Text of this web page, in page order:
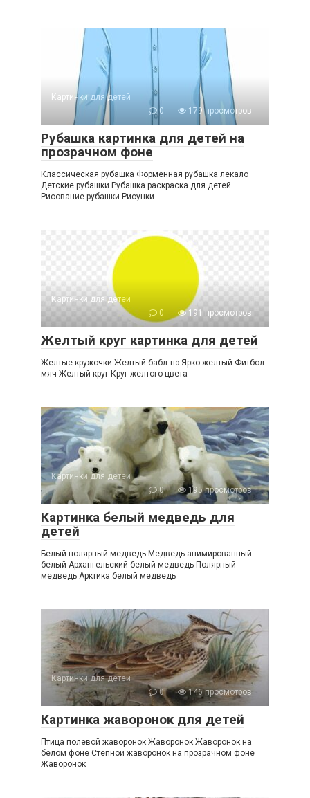
Картинки для детей
0
179 просмотров
Рубашка картинка для детей на
прозрачном фоне
Классическая рубашка Форменная рубашка лекало
Детские рубашки Рубашка раскраска для детей
Рисование рубашки Рисунки
Картинки для детей
0
191 просмотров
Желтый круг картинка для детей
Желтые кружочки Желтый бабл тю Ярко желтый Фитбол
мяч Желтый круг Круг желтого цвета
Картинки для детей
0
195 просмотров
Картинка белый медведь для
детей
Белый полярный медведь Медведь анимированный
белый Архангельский белый медведь Полярный
медведь Арктика белый медведь
Картинки для детей
0
146 просмотров
Картинка жаворонок для детей
Птица полевой жаворонок Жаворонок Жаворонок на
белом фоне Степной жаворонок на прозрачном фоне
Жаворонок